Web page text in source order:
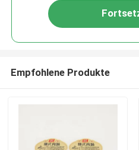
Empfohlene Produkte